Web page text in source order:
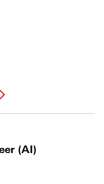
(AI)